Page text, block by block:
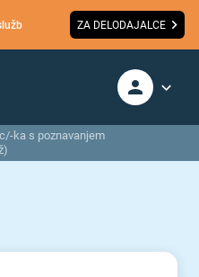
ZA DELODAJALCE
ka s poznavanjem